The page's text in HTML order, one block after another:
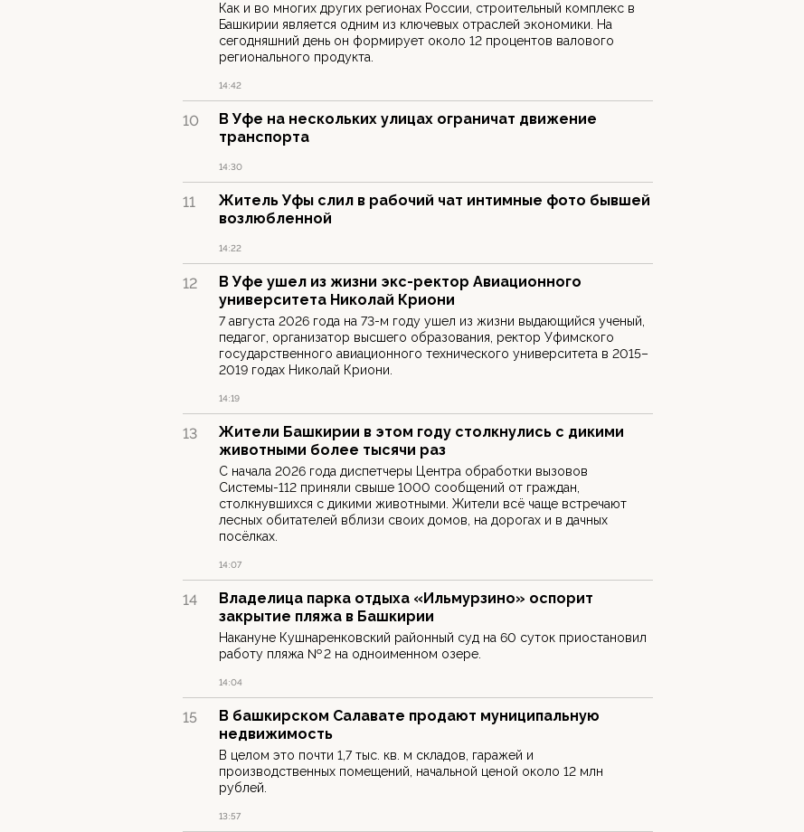
Как и во многих других регионах России, строительный комплекс в
Башкирии является одним из ключевых отраслей экономики. На
сегодняшний день он формирует около 12 процентов валового
регионального продукта.
14:42
10
В Уфе на нескольких улицах ограничат движение
транспорта
14:30
11
Житель Уфы слил в рабочий чат интимные фото бывшей
возлюбленной
14:22
12
В Уфе ушел из жизни экс-ректор Авиационного
университета Николай Криони
7 августа 2026 года на 73-м году ушел из жизни выдающийся ученый,
педагог, организатор высшего образования, ректор Уфимского
государственного авиационного технического университета в 2015–
2019 годах Николай Криони.
14:19
13
Жители Башкирии в этом году столкнулись с дикими
животными более тысячи раз
С начала 2026 года диспетчеры Центра обработки вызовов
Системы-112 приняли свыше 1000 сообщений от граждан,
столкнувшихся с дикими животными. Жители всё чаще встречают
лесных обитателей вблизи своих домов, на дорогах и в дачных
посёлках.
14:07
14
Владелица парка отдыха «Ильмурзино» оспорит
закрытие пляжа в Башкирии
Накануне Кушнаренковский районный суд на 60 суток приостановил
работу пляжа № 2 на одноименном озере.
14:04
15
В башкирском Салавате продают муниципальную
недвижимость
В целом это почти 1,7 тыс. кв. м складов, гаражей и
производственных помещений, начальной ценой около 12 млн
рублей.
13:57